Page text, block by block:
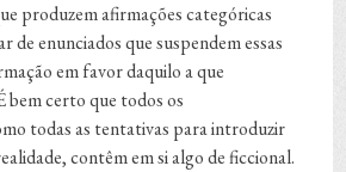
produzem afirmações categóricas
de enunciados que suspendem essas
em favor daquilo a que
bem certo que todos os
todas as tentativas para introduzir
contêm em si algo de ficcional.